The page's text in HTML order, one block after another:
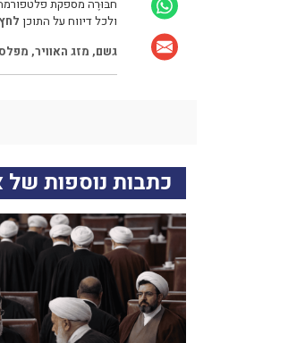
חבּוּרֶה מספקת פלטפורמה
ולכל דיווח על התוכן
גשם, מזג האוויר,
כתבות נוספות של